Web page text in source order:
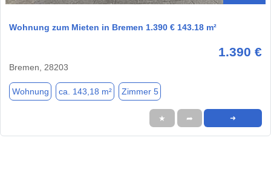
Wohnung zum Mieten in Bremen 1.390 € 143.18 m²
1.390 €
Bremen, 28203
Wohnung ca. 143,18 m² Zimmer 5
★ ➦ ➜